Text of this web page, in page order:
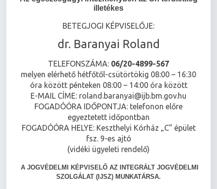
illetékes
BETEGJOGI KÉPVISELŐJE:
dr. Baranyai Roland
TELEFONSZÁMA: 06/20-4899-567
melyen elérhető hétfőtől-csütörtökig 08:00 – 16:30
óra között pénteken 08:00 – 14:00 óra között
E-MAIL CÍME: roland.baranyai@ijb.bm.gov.hu
FOGADÓÓRA IDŐPONTJA: telefonon előre
egyeztetett időpontban
FOGADÓÓRA HELYE: Keszthelyi Kórház „C” épület
fsz. 9-es ajtó
(vidéki ügyeleti rendelő)
A JOGVÉDELMI KÉPVISELŐ AZ INTEGRÁLT JOGVÉDELMI
SZOLGÁLAT (IJSZ) MUNKATÁRSA.